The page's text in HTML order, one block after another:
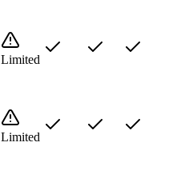
Limited
Limited